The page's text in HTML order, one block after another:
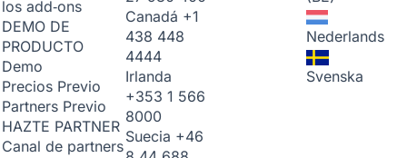
los add‑ons
DEMO DE
PRODUCTO
Demo
Precios Previo
Partners Previo
HAZTE PARTNER
Canal de partners
Canadá +1
438 448
4444
Irlanda
+353 1 566
8000
Suecia +46
Nederlands
Svenska